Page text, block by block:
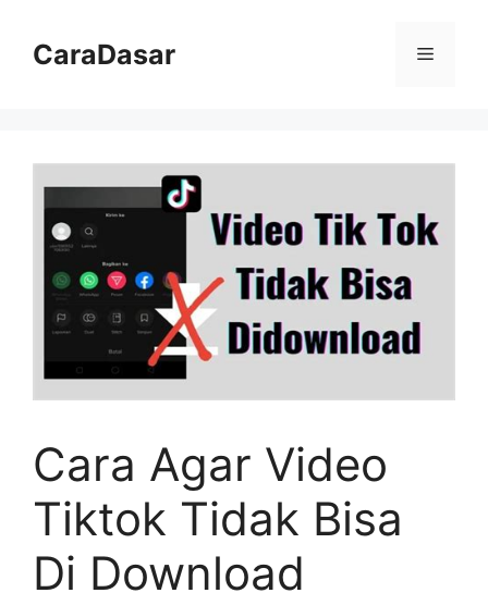
CaraDasar Menu
Cara Agar Video
Tiktok Tidak Bisa
Di Download